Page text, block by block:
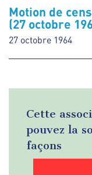
Motion de
(27 octobre
27 octobre 1964
Cette
pouvez la
façons